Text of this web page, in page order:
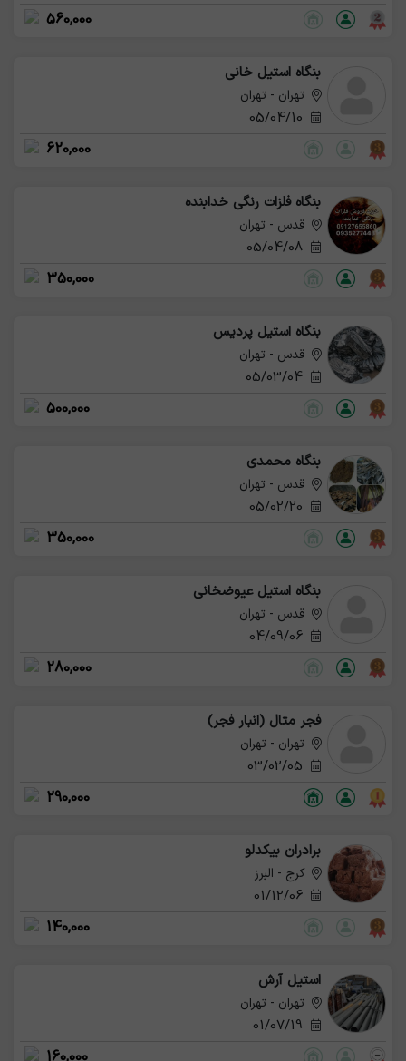
560,000
بنگاه استیل خانی
تهران - تهران
620,000
بنگاه فلزات رنگی خدابنده
قدس - تهران
05/04/08
350,000
بنگاه استیل پردیس
قدس - تهران
05/03/04
500,000
بنگاه محمدی
قدس - تهران
350,000
بنگاه استیل عیوضخانی
قدس - تهران
04/09/06
280,000
فجر متال (انبار فجر)
تهران - تهران
290,000
برادران بیکدلو
کرج - البرز
01/12/06
140,000
استیل آرش
تهران - تهران